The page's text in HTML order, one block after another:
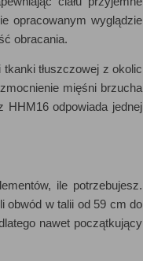
opracowanym wyglądzie
obracania.
tłuszczowej z okolic
mięśni brzucha
HHM16 odpowiada jednej
ile potrzebujesz.
obwód w talii od 59 cm do
nawet początkujący